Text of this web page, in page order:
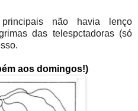
não havia lenço
das telespctadoras (só
aos domingos!)